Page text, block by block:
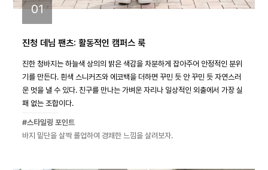
01
진청 데님 팬츠: 활동적인 캠퍼스 룩
진한 청바지는 하늘색 상의의 밝은 색감을 차분하게 잡아주어 안정적인 분위
기를 만든다. 흰색 스니커즈와 에코백을 더하면 꾸민 듯 안 꾸민 듯 자연스러
운 멋을 낼 수 있다. 친구를 만나는 가벼운 자리나 일상적인 외출에서 가장 실
패 없는 조합이다.
#스타일링 포인트
바지 밑단을 살짝 롤업하여 경쾌한 느낌을 살려보자.